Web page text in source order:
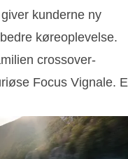
kunderne ny
køreoplevelse.
crossover-
Focus Vignale.